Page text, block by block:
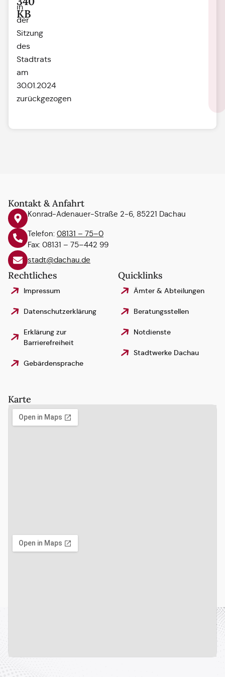
KB
in
der
Sitzung
des
Stadtrats
am
30.01.2024
zurückgezogen
Kontakt & Anfahrt
Konrad-Adenauer-Straße 2-6, 85221 Dachau
Telefon: 08131 – 75–0
Fax: 08131 – 75–442 99
stadt@dachau.de
Rechtliches
Impressum
Datenschutzerklärung
Erklärung zur
Barrierefreiheit
Gebärdensprache
Quicklinks
Ämter & Abteilungen
Beratungsstellen
Notdienste
Stadtwerke Dachau
Karte